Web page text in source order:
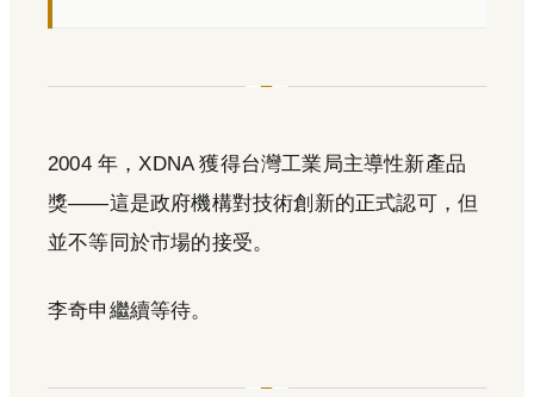
2004 年，XDNA 獲得台灣工業局主導性新產品
獎——這是政府機構對技術創新的正式認可，但
並不等同於市場的接受。
李奇申繼續等待。